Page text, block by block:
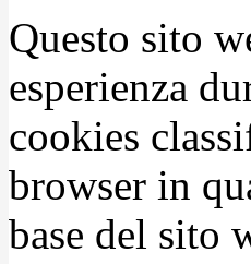
Questo sito
esperienza
cookies
browser in
base del sito